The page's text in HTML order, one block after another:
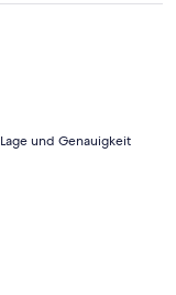
und Genauigkeit